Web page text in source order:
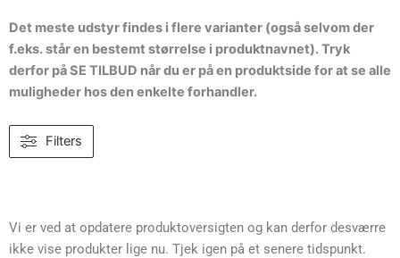
Det meste udstyr findes i flere varianter (også selvom der
f.eks. står en bestemt størrelse i produktnavnet). Tryk
derfor på SE TILBUD når du er på en produktside for at se alle
muligheder hos den enkelte forhandler.
Filters
Vi er ved at opdatere produktoversigten og kan derfor desværre
ikke vise produkter lige nu. Tjek igen på et senere tidspunkt.